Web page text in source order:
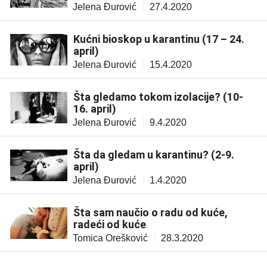
Jelena Đurović 27.4.2020
Kućni bioskop u karantinu (17 – 24.
april)
Jelena Đurović 15.4.2020
Šta gledamo tokom izolacije? (10-
16. april)
Jelena Đurović 9.4.2020
Šta da gledam u karantinu? (2-9.
april)
Jelena Đurović 1.4.2020
Šta sam naučio o radu od kuće,
radeći od kuće
Tomica Orešković 28.3.2020